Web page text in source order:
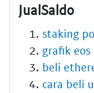
JualSaldo
staking
grafik
beli
cara beli